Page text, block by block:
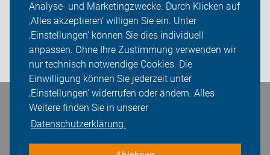
Analyse- und Marketingzwecke. Durch Klicken auf
‚Alles akzeptieren‘ willigen Sie ein. Unter
‚Einstellungen‘ können Sie dies individuell
anpassen. Ohne Ihre Zustimmung verwenden wir
nur technisch notwendige Cookies. Die
Einwilligung können Sie jederzeit unter
‚Einstellungen‘ widerrufen oder ändern. Alles
Weitere finden Sie in unserer
Datenschutzerklärung.
Fachwissen
Presse
Login
Bleiben Sie in Kontakt